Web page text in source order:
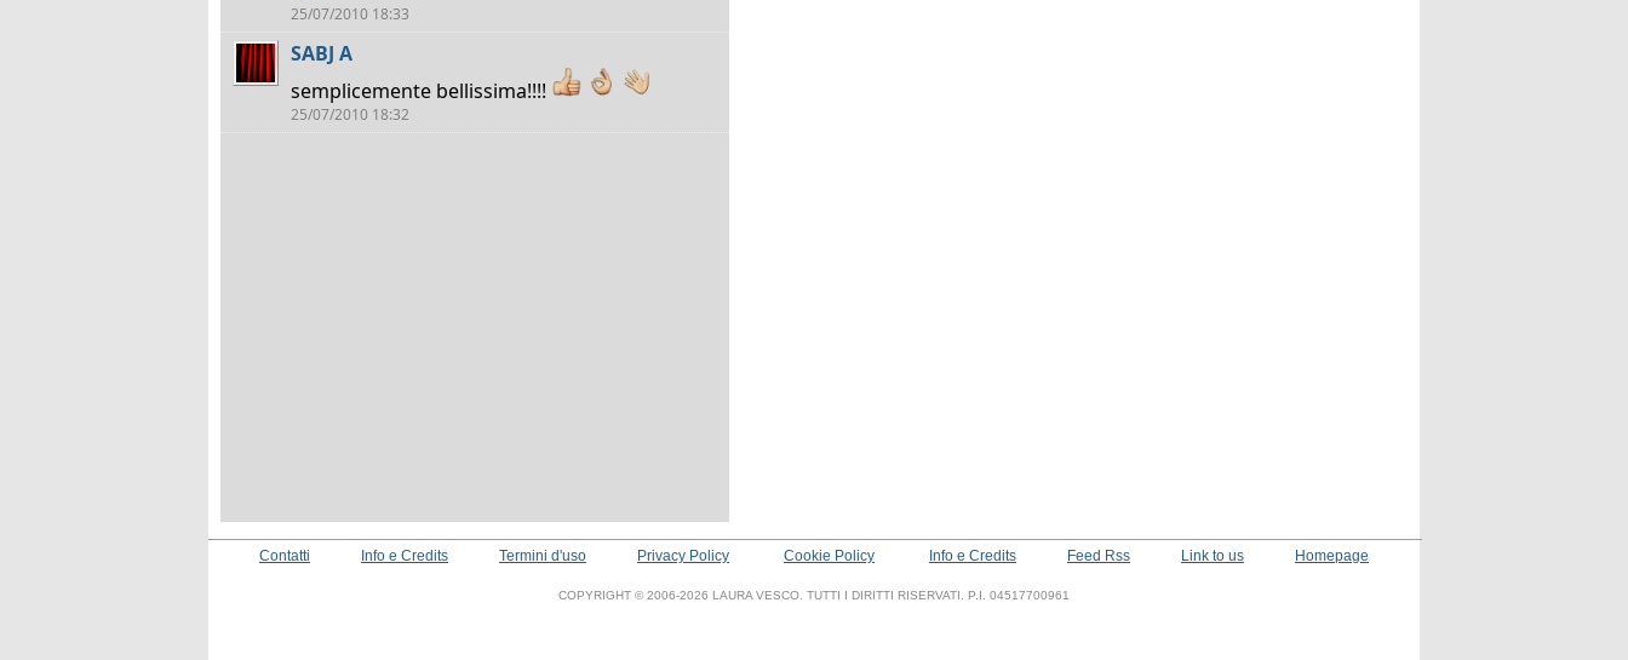
25/07/2010 18:33
SABJ A
semplicemente bellissima!!!!
25/07/2010 18:32
Contatti Info e Credits Termini d'uso Privacy Policy Cookie Policy Info e Credits Feed Rss Link to us Homepage
COPYRIGHT © 2006-2026 LAURA VESCO. TUTTI I DIRITTI RISERVATI. P.I. 04517700961